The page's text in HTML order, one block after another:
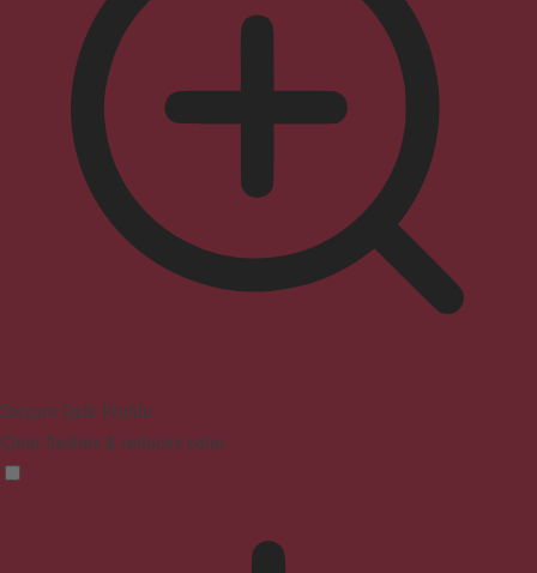
Seizure Safe Profile
Clear flashes & reduces color